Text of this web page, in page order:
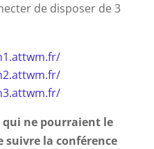
de disposer de 3
qui ne pourraient le
suivre la conférence